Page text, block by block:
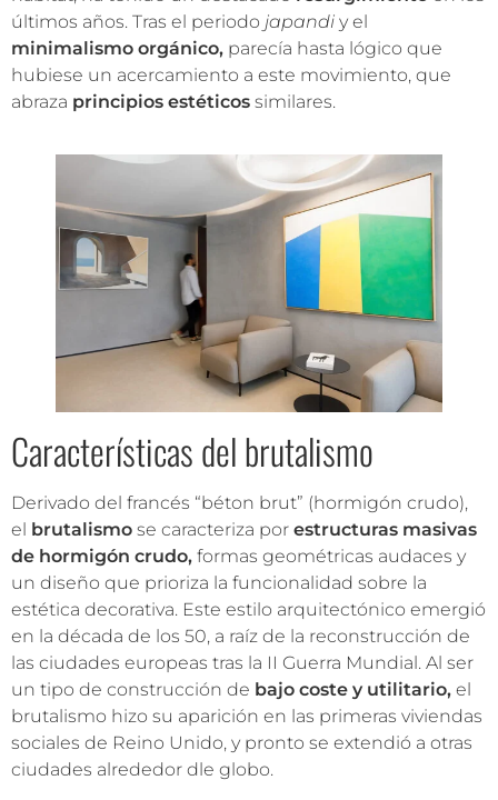
últimos años. Tras el periodo japandi y el
minimalismo orgánico, parecía hasta lógico que
hubiese un acercamiento a este movimiento, que
abraza principios estéticos similares.
Características del brutalismo
Derivado del francés “béton brut” (hormigón crudo),
el brutalismo se caracteriza por estructuras masivas
de hormigón crudo, formas geométricas audaces y
un diseño que prioriza la funcionalidad sobre la
estética decorativa. Este estilo arquitectónico emergió
en la década de los 50, a raíz de la reconstrucción de
las ciudades europeas tras la II Guerra Mundial. Al ser
un tipo de construcción de bajo coste y utilitario, el
brutalismo hizo su aparición en las primeras viviendas
sociales de Reino Unido, y pronto se extendió a otras
ciudades alrededor dle globo.